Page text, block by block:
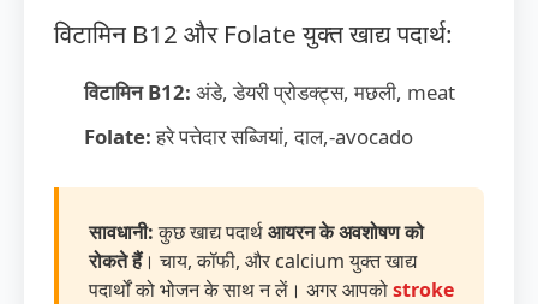
विटामिन B12 और Folate युक्त खाद्य पदार्थ:
विटामिन B12: अंडे, डेयरी प्रोडक्ट्स, मछली, meat
Folate:हरे पत्तेदार सब्जियां, दाल,-avocado
सावधानी:कुछ खाद्य पदार्थआयरन के अवशोषण को
रोकते हैं। चाय, कॉफी, और calcium युक्त खाद्य
पदार्थों को भोजन के साथ न लें। अगर आपकोstroke